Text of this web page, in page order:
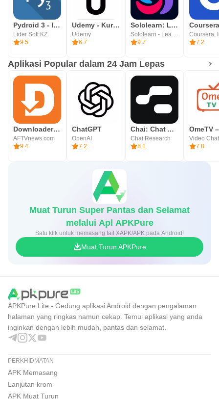
Pydroid 3 - IDE for Python 3
Lider Soft KZ
9.5
Udemy - Kursus Online
Udemy
6.7
Sololearn: Learn to code
9.7
Coursera,
7.2
Aplikasi Popular dalam 24 Jam Lepas
Downloader by AFTVnews
AFTVnews.com
9.4
ChatGPT
OpenAI
7.2
Chai: Chat AI Platform
Chai Research
8.1
7.8
Muat Turun Super Pantas dan Selamat
melalui Apl APKPure
Satu klik untuk memasang fail XAPK/APK pada Android!
Muat Turun APKPure
APKPure Lite - Gedung aplikasi Android dengan pengalaman
halaman yang ringkas namun cekap. Temui aplikasi yang anda
inginkan dengan lebih mudah, pantas dan selamat.
PERKHIDMATAN
APK Memasang
Lanjutan krom
APK Muat Turun